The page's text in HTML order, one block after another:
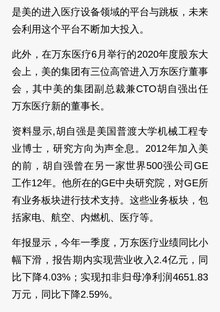
是美的进入医疗设备领域的平台与跳板，未来
会利用这个平台不断加大投入。
此外，在万东医疗6月举行的2020年度股东大
会上，美的集团有三位高管进入万东医疗董事
会，其中美的集团副总裁兼CTO胡自强出任
万东医疗新的董事长。
资料显示,胡自强是美国普渡大学机械工程专
业博士，研究方向为声全息。2012年加入美
的前，胡自强曾在另一家世界500强公司GE
工作12年。他所在的GE中央研究院，对GE所
有业务板块进行技术支持。这些业务板块，包
括家电、航空、内燃机、医疗等。
年报显示，今年一季度，万东医疗业绩同比小
幅下滑，报告期内实现营业收入2.4亿元，同
比下降4.03%；实现扣非归母净利润4651.83
万元，同比下降2.59%。